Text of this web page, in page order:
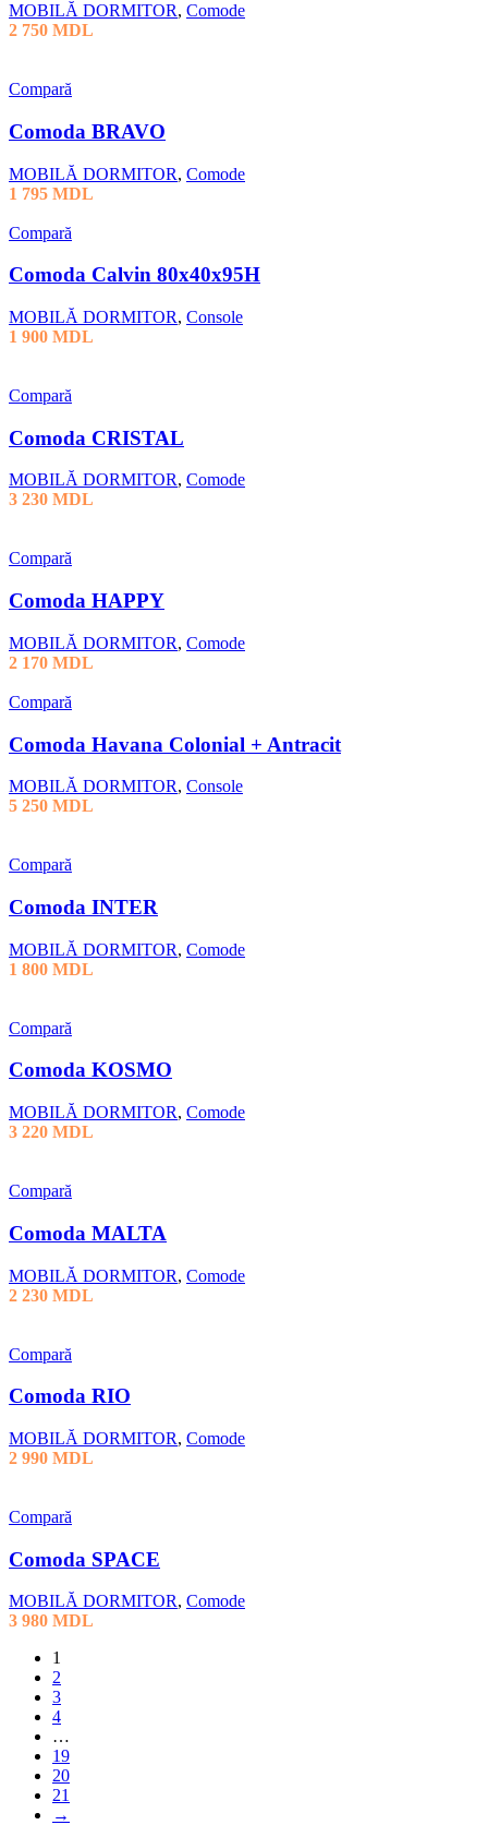
MOBILĂ DORMITOR, Comode
2 750 MDL
Compară
Comoda BRAVO
MOBILĂ DORMITOR, Comode
1 795 MDL
Compară
Comoda Calvin 80x40x95H
MOBILĂ DORMITOR, Console
1 900 MDL
Compară
Comoda CRISTAL
MOBILĂ DORMITOR, Comode
3 230 MDL
Compară
Comoda HAPPY
MOBILĂ DORMITOR, Comode
2 170 MDL
Compară
Comoda Havana Colonial + Antracit
MOBILĂ DORMITOR, Console
5 250 MDL
Compară
Comoda INTER
MOBILĂ DORMITOR, Comode
1 800 MDL
Compară
Comoda KOSMO
MOBILĂ DORMITOR, Comode
3 220 MDL
Compară
Comoda MALTA
MOBILĂ DORMITOR, Comode
2 230 MDL
Compară
Comoda RIO
MOBILĂ DORMITOR, Comode
2 990 MDL
Compară
Comoda SPACE
MOBILĂ DORMITOR, Comode
3 980 MDL
1
2
3
4
…
19
20
21
→